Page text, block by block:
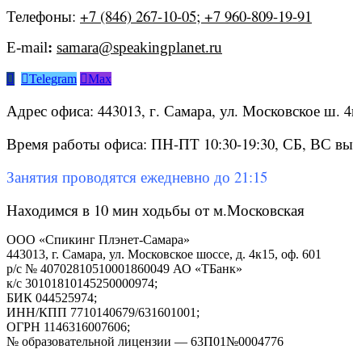
Телефоны: +7 (846) 267-10-05; +7 960-809-19-91
E-mail: samara@speakingplanet.ru
 Telegram Max
Адрес офиса: 443013, г. Самара, ул. Московское ш.
Время работы офиса: ПН-ПТ 10:30-19:30, СБ, ВС
Занятия проводятся ежедневно до 21:15
Находимся в 10 мин ходьбы от м.Московская
ООО «Спикинг Плэнет-Самара»
443013, г. Самара, ул. Московское шоссе, д. 4к15, оф. 601
р/с № 40702810510001860049 АО «ТБанк»
к/с 30101810145250000974;
БИК 044525974;
ИНН/КПП 7710140679/631601001;
ОГРН 1146316007606;
№ образовательной лицензии — 63П01№0004776